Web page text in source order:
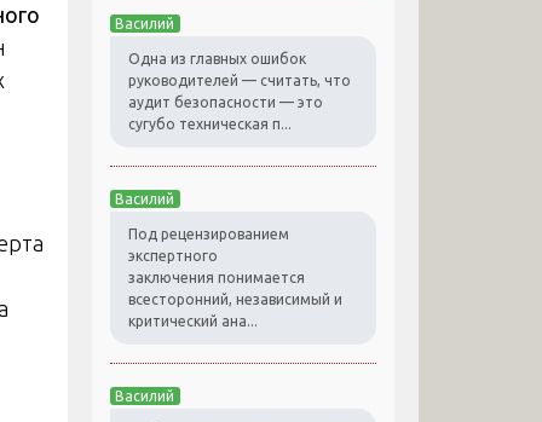
Василий
Одна из главных ошибок
руководителей — считать, что
аудит безопасности — это
сугубо техническая п...
Василий
Под рецензированием
экспертного
заключения понимается
всесторонний, независимый и
критический ана...
Василий